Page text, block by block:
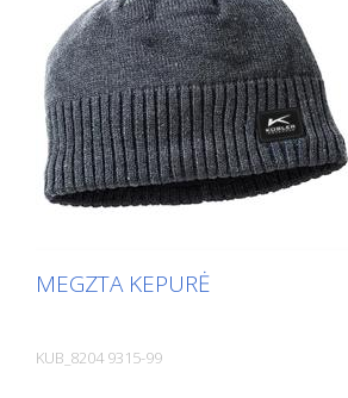
MEGZTA KEPURĖ
KUB_8204 9315-99